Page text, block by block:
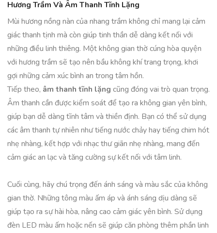
Hương Trầm Và Âm Thanh Tĩnh Lặng
Mùi hương nồng nàn của nhang trầm không chỉ mang lại cảm
giác thanh tịnh mà còn giúp tinh thần dễ dàng kết nối với
những điều linh thiêng. Một không gian thờ cúng hòa quyện
với hương trầm sẽ tạo nên bầu không khí trang trọng, khơi
gợi những cảm xúc bình an trong tâm hồn.
Tiếp theo, âm thanh tĩnh lặng cũng đóng vai trò quan trọng.
Âm thanh cần được kiểm soát để tạo ra không gian yên bình,
giúp bạn dễ dàng tĩnh tâm và thiền định. Bạn có thể sử dụng
các âm thanh tự nhiên như tiếng nước chảy hay tiếng chim hót
nhẹ nhàng, kết hợp với nhạc thư giãn nhẹ nhàng, mang đến
cảm giác an lạc và tăng cường sự kết nối với tâm linh.
Cuối cùng, hãy chú trọng đến ánh sáng và màu sắc của không
gian thờ. Những tông màu ấm áp và ánh sáng dịu dàng sẽ
giúp tạo ra sự hài hòa, nâng cao cảm giác yên bình. Sử dụng
đèn LED màu ấm hoặc nến sẽ giúp căn phòng thêm phần linh